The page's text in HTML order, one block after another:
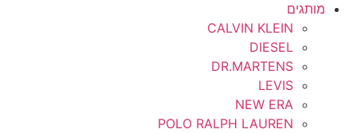
מותגים
CALVIN KLEIN
DIESEL
DR.MARTENS
LEVIS
NEW ERA
POLO RALPH LAUREN